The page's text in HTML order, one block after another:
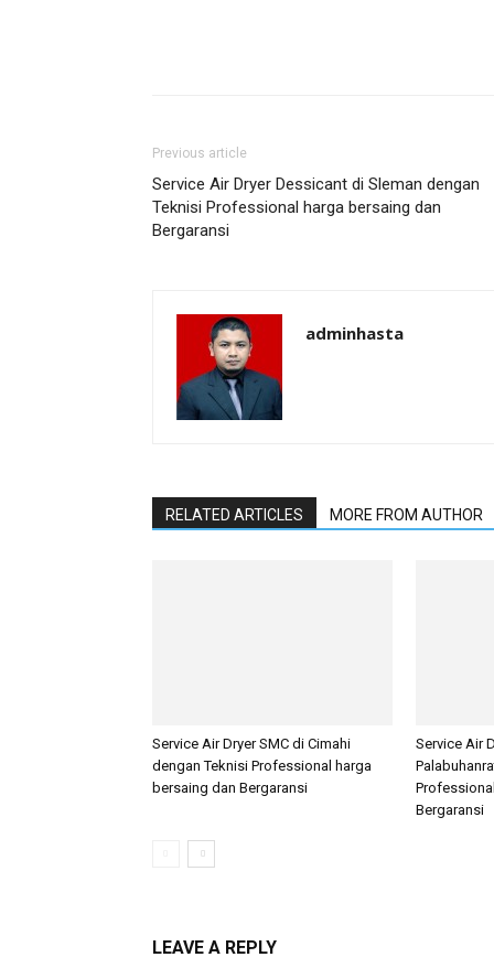
Previous article
Service Air Dryer Dessicant di Sleman dengan
Teknisi Professional harga bersaing dan
Bergaransi
adminhasta
RELATED ARTICLES MORE FROM AUTHOR
Service Air Dryer SMC di Cimahi
dengan Teknisi Professional harga
bersaing dan Bergaransi
Service Air
Bergaransi
LEAVE A REPLY